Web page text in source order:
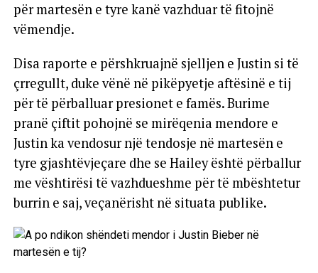
për martesën e tyre kanë vazhduar të fitojnë
vëmendje.
Disa raporte e përshkruajnë sjelljen e Justin si të
çrregullt, duke vënë në pikëpyetje aftësinë e tij
për të përballuar presionet e famës. Burime
pranë çiftit pohojnë se mirëqenia mendore e
Justin ka vendosur një tendosje në martesën e
tyre gjashtëvjeçare dhe se Hailey është përballur
me vështirësi të vazhdueshme për të mbështetur
burrin e saj, veçanërisht në situata publike.